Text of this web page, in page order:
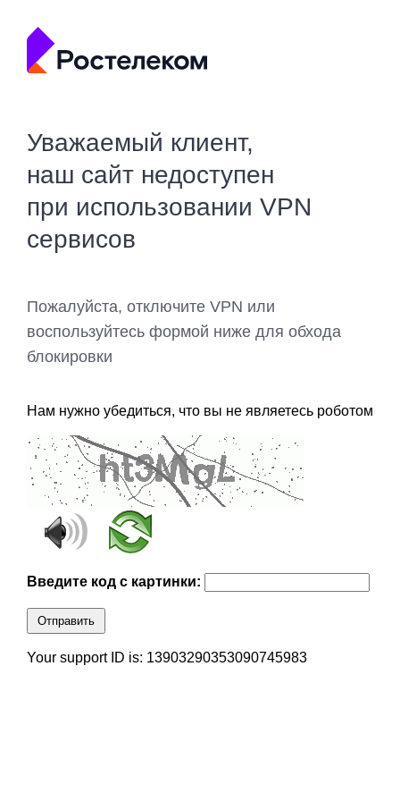
Уважаемый клиент,
наш сайт недоступен
при использовании VPN
сервисов
Пожалуйста, отключите VPN или
воспользуйтесь формой ниже для обхода
блокировки
Нам нужно убедиться, что вы не являетесь роботом
Введите код с картинки:
Отправить
Your support ID is: 13903290353090745983